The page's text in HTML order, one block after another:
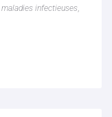
maladies infectieuses,